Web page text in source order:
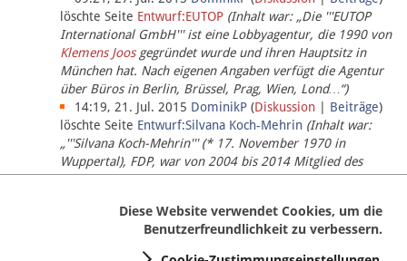
löschte Seite Entwurf:EUTOP (Inhalt war: „Die '''EUTOP
International GmbH''' ist eine Lobbyagentur, die 1990 von
Klemens Joosgegründet wurde und ihren Hauptsitz in
München hat. Nach eigenen Angaben verfügt die Agentur
über Büros in Berlin, Brüssel, Prag, Wien, Lond…“)
14:19, 21. Jul. 2015 DominikP (Diskussion Beiträge)
löschte Seite Entwurf:Silvana Koch-Mehrin (Inhalt war:
„'''Silvana Koch-Mehrin''' (* 17. November 1970 in
Wuppertal), FDP, war von 2004 bis 2014 Mitglied des
Europäischen Parlaments, seit November 2014 ist sie für
Diese Website verwendet Cookies, um die
Benutzerfreundlichkeit zu verbessern.